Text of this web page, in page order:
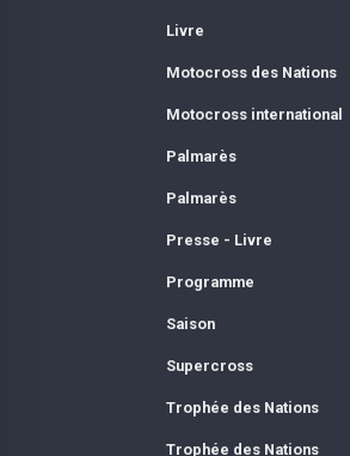
Livre
Motocross des Nations
Motocross international
Palmarès
Palmarès
Presse - Livre
Programme
Saison
Supercross
Trophée des Nations
Trophée des Nations